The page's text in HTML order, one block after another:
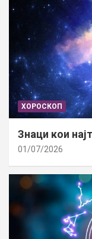
ХОРОСКОП
Знаци кои
01/07/2026